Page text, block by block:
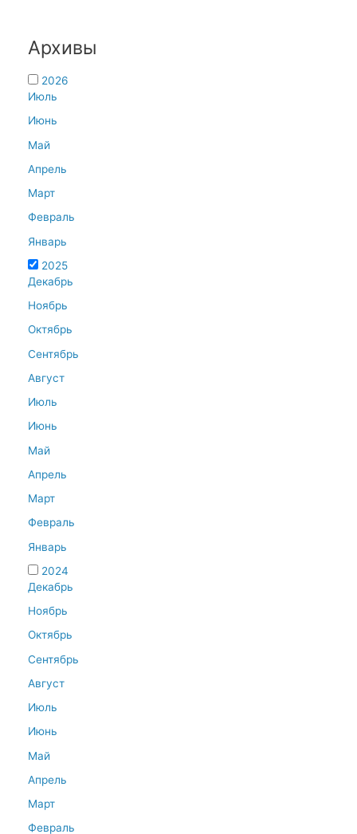
Архивы
2026
Июль
Июнь
Май
Апрель
Март
Февраль
Январь
2025
Декабрь
Ноябрь
Октябрь
Сентябрь
Август
Июль
Июнь
Май
Апрель
Март
Февраль
Январь
2024
Декабрь
Ноябрь
Октябрь
Сентябрь
Август
Июль
Июнь
Май
Апрель
Март
Февраль